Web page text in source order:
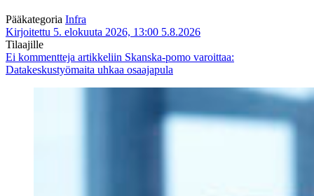
Pääkategoria Infra
Kirjoitettu 5. elokuuta 2026, 13:00 5.8.2026
Tilaajille
Ei kommentteja artikkeliin Skanska-pomo varoittaa:
Datakeskustyömaita uhkaa osaajapula